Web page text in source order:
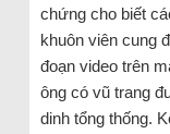
chứng cho biết
khuôn viên cung
đoạn video trên
ông có vũ trang
dinh tổng thống.